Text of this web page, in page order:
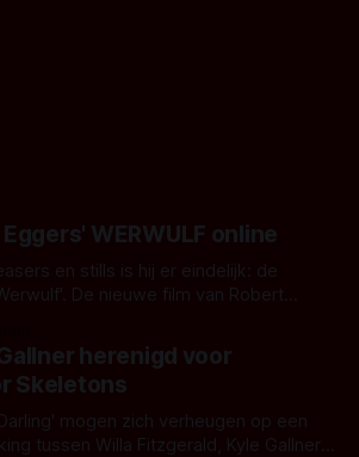
WERWULF online
en stills is hij er eindelijk: de
De nieuwe film van Robert
en mythe. Het topic deze keer is (kon
de weerwolf. Kijk je mee?
herenigd voor
Skeletons
mogen zich verheugen op een
tussen Willa Fitzgerald, Kyle Gallner